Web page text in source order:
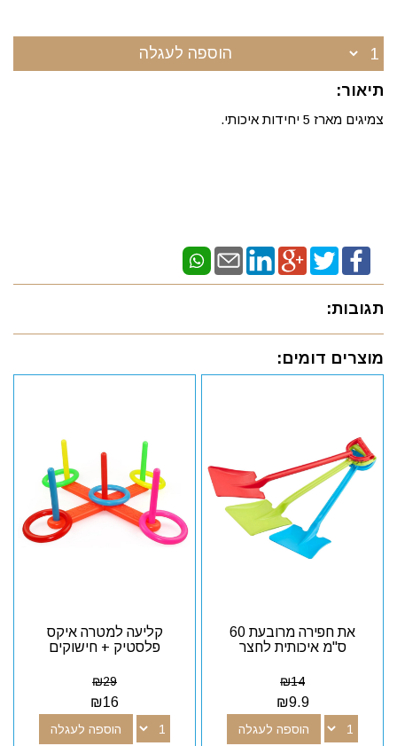
הוספה לעגלה
תיאור:
צמיגים מארז 5 יחידות איכותי.
תגובות:
מוצרים דומים:
את חפירה מרובעת 60
ס"מ איכותית לחצר
₪14
₪9.9
הוספה לעגלה
קליעה למטרה איקס
פלסטיק + חישוקים
₪29
₪16
הוספה לעגלה